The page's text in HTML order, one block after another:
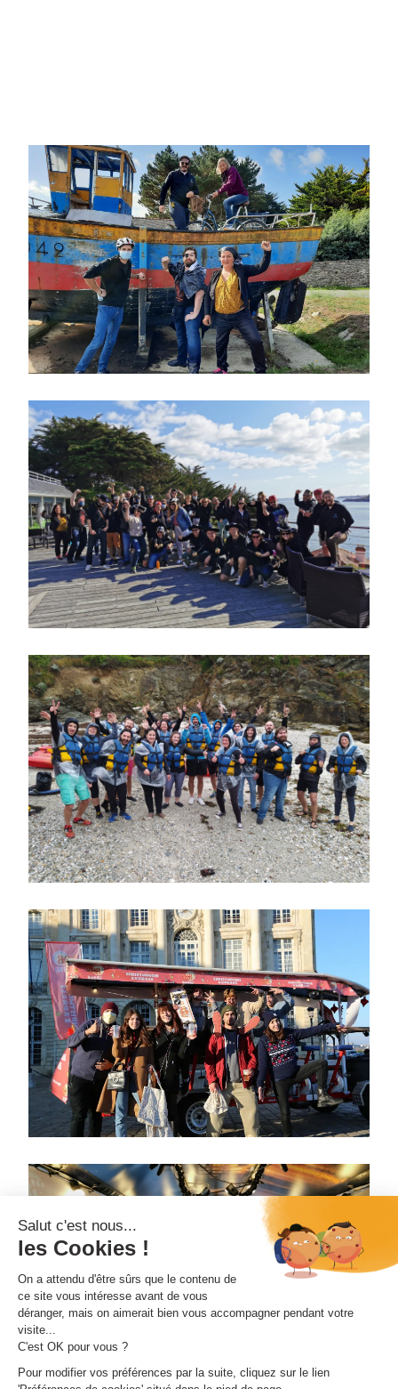
Salut c'est nous...
les Cookies !
On a attendu d'être sûrs que le contenu de
ce site vous intéresse avant de vous
déranger, mais on aimerait bien vous accompagner pendant votre
visite...
C'est OK pour vous ?
Pour modifier vos préférences par la suite, cliquez sur le lien